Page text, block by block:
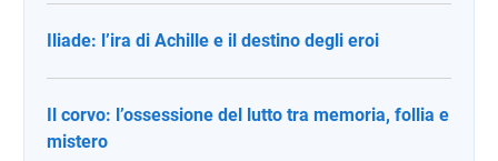
Iliade: l’ira di Achille e il destino degli eroi
Il corvo: l’ossessione del lutto tra memoria, follia e
mistero